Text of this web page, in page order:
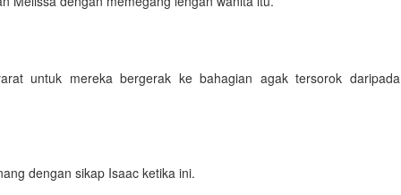
untuk mereka bergerak ke bahagian agak tersorok daripada
dengan sikap Isaac ketika ini.